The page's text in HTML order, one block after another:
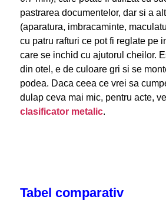
pastrarea documentelor, dar si a
(aparatura, imbracaminte,
cu patru rafturi ce pot fi reglate pe
care se inchid cu ajutorul cheilor.
din otel, e de culoare gri si se
podea. Daca ceea ce vrei sa
dulap ceva mai mic, pentru acte,
clasificator metalic.
Tabel comparativ